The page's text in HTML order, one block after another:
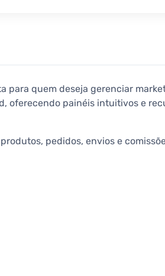
para quem deseja gerenciar
painéis intuitivos e
pedidos, envios e